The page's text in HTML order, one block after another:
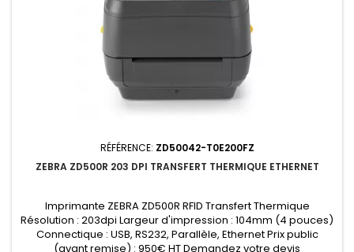
RÉFÉRENCE: ZD50042-T0E200FZ
ZEBRA ZD500R 203 DPI TRANSFERT THERMIQUE ETHERNET
Imprimante ZEBRA ZD500R RFID Transfert Thermique
Résolution : 203dpi Largeur d'impression : 104mm (4 pouces)
Connectique : USB, RS232, Parallèle, Ethernet Prix public
(avant remise) : 950€ HT Demandez votre devis